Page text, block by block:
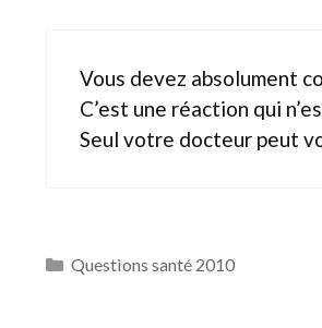
Vous devez absolument
C’est une réaction qui
Seul votre docteur peut
Catégories
Questions santé 2010